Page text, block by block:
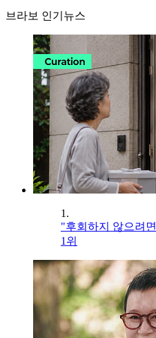
브라보 인기뉴스
1.
"후회하지 않으려
1위